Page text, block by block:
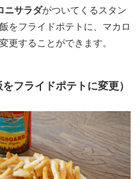
ニサラダがついてくるスタン
をフライドポテトに、マカロ
更することができます。
フライドポテトに変更）